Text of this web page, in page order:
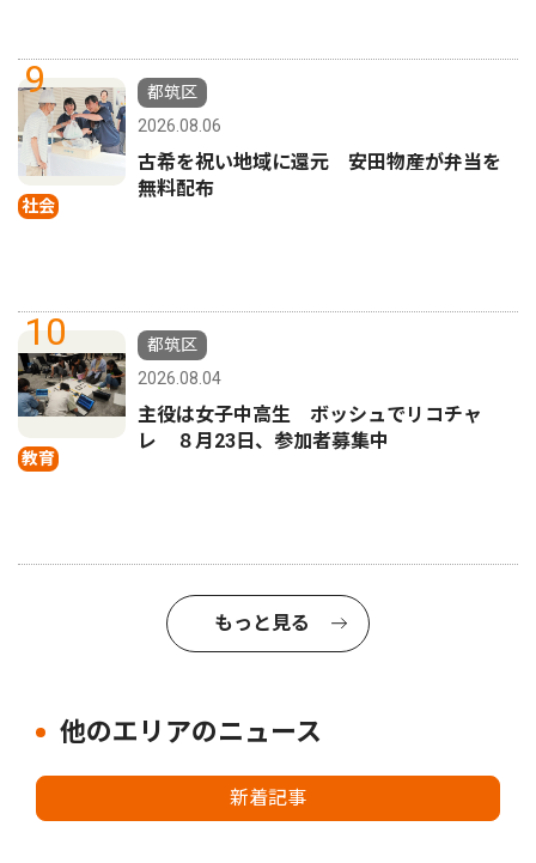
9
社会
都筑区
2026.08.06
古希を祝い地域に還元 安田物産が弁当を
無料配布
10
教育
都筑区
2026.08.04
主役は女子中高生 ボッシュでリコチャ
レ ８月23日、参加者募集中
もっと見る
他のエリアのニュース
新着記事